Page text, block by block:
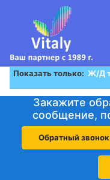
Показать только: Ж/Д
Закажите
сообщение,
Обратный звонок